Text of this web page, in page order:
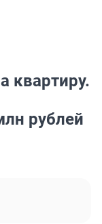
квартиру.
рублей